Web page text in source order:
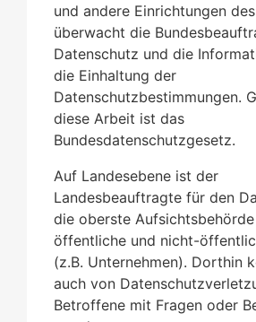
und andere Einrichtungen
überwacht die
Datenschutz und die
die Einhaltung der
Datenschutzbestimmungen.
diese Arbeit ist das
Bundesdatenschutzgesetz.
Auf Landesebene ist der
Landesbeauftragte für den
die oberste
öffentliche und nicht-
(z.B. Unternehmen). Dorthin
auch von
Betroffene mit Fragen oder